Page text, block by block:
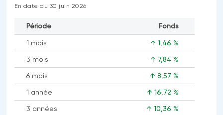
Actions
Fonds équilibré
Marché monétaire
Revenu fixe
Alternatif
En date du 30 juin 2026
Période Fonds
1 mois ↑ 1,46 %
3 mois ↑ 7,84 %
6 mois ↑ 8,57 %
1 année ↑ 16,72 %
3 années ↑ 10,36 %